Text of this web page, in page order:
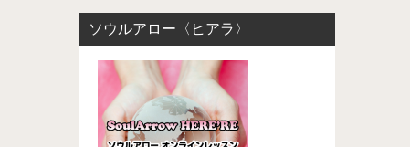
ソウルアロー〈ヒアラ〉